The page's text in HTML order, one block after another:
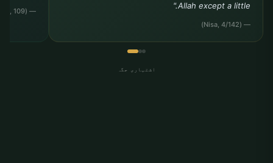
Allah except a little."
— (Nisa, 4/142)
— (Tirmidhi, Da?awat, 109)
اشتہاری جگہ